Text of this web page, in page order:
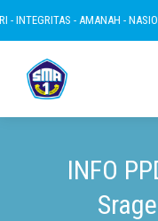
- AMANAH - NASIONALIS
INFO